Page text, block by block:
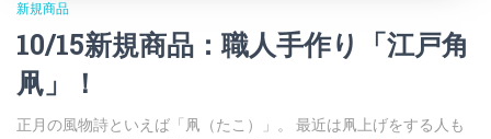
新規商品
10/15新規商品：職人手作り「江戸角
凧」！
正月の風物詩といえば「凧（たこ）」。 最近は凧上げをする人も